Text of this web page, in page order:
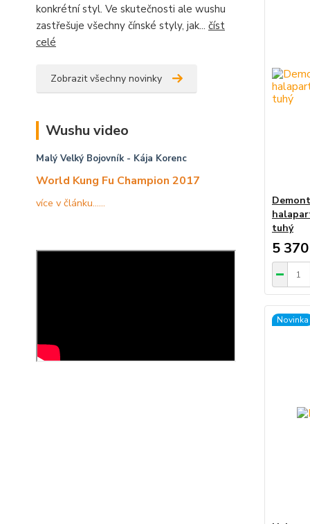
konkrétní styl. Ve skutečnosti ale wushu
zastřešuje všechny čínské styly, jak... číst
celé
Zobrazit všechny novinky
Wushu video
Malý Velký Bojovník- Kája Korenc
World Kung Fu Champion 2017
více v článku......
tuhý
5
Novinka